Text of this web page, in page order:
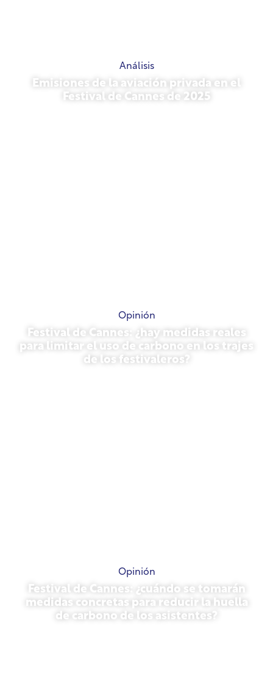
Análisis
Emisiones de la aviación privada en el
Festival de Cannes de 2025
Opinión
Festival de Cannes: ¿hay medidas reales
para limitar el uso de carbono en los trajes
de los festivaleros?
Opinión
Festival de Cannes: ¿cuándo se tomarán
medidas concretas para reducir la huella
de carbono de los asistentes?